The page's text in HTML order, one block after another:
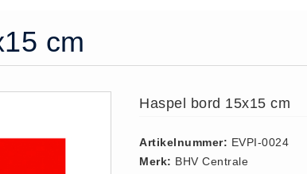
cm
Haspel bord 15x15 cm
Artikelnummer: EVPI-0024
Merk: BHV Centrale